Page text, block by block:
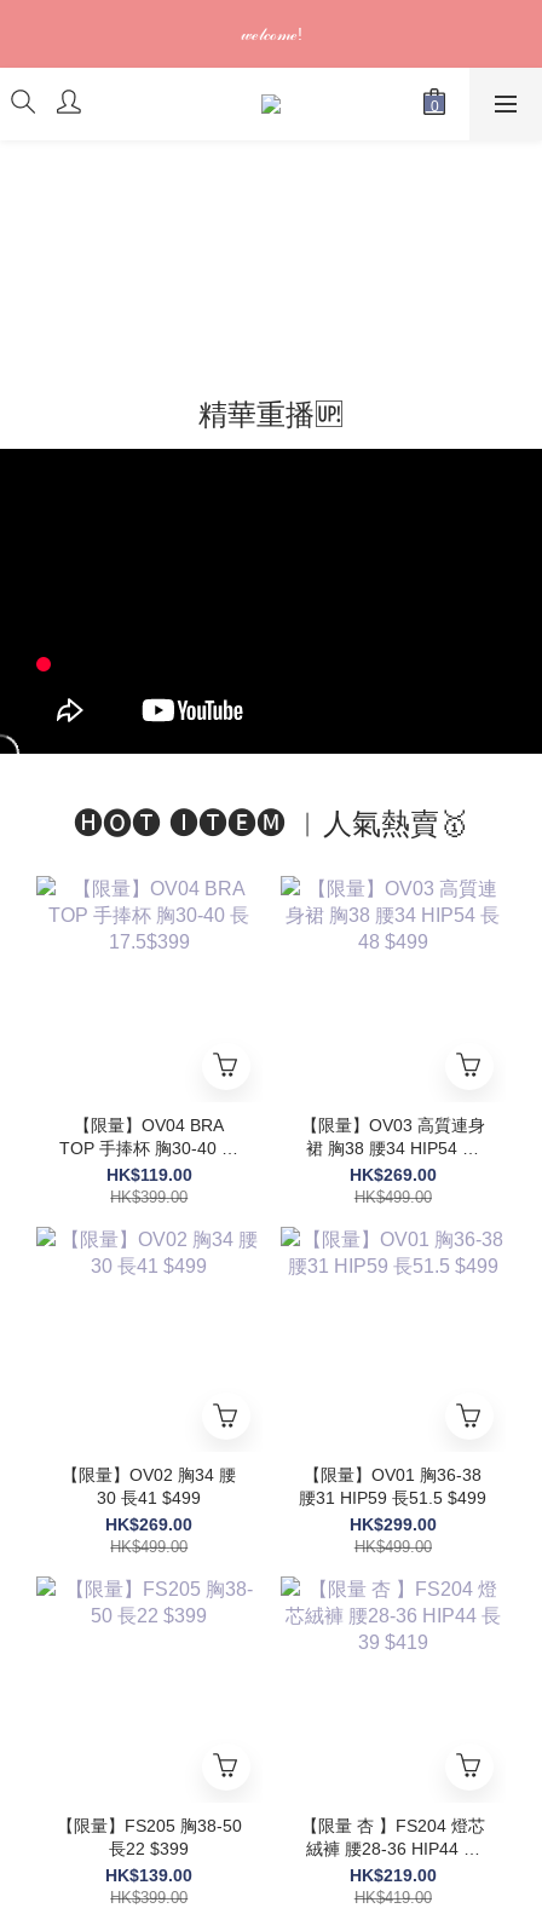
電郵為準)
𝓌ℯ𝓁𝒸ℴ𝓂ℯ!
訂單可供取貨/發貨後會發出電郵通知，請填妥正確資料 (*通知以
電郵為準)
精華重播🆙
🅗🅞🅣 🅘🅣🅔🅜 ︱人氣熱賣🥇
【限量】OV04 BRA
TOP 手捧杯 胸30-40 長
17.5$399
HK$119.00
HK$399.00
【限量】OV03 高質連身
裙 胸38 腰34 HIP54 長
48 $499
HK$269.00
HK$499.00
【限量】OV02 胸34 腰
30 長41 $499
HK$269.00
HK$499.00
【限量】OV01 胸36-38
腰31 HIP59 長51.5 $499
HK$299.00
HK$499.00
【限量】FS205 胸38-50
長22 $399
HK$139.00
HK$399.00
【限量 杏 】FS204 燈芯
絨褲 腰28-36 HIP44 長
39 $419
HK$219.00
HK$419.00